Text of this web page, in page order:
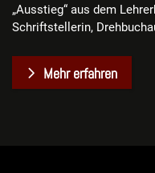
„Ausstieg“ aus dem
Schriftstellerin,
Mehr erfahren